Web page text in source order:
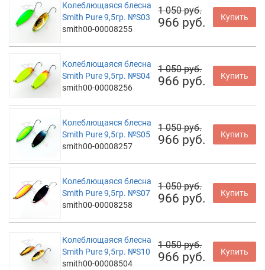
Колеблющаяся блесна
Smith Pure 9,5гр. №S03
smith00-00008255
1 050 руб.
966 руб. Купить
Колеблющаяся блесна
Smith Pure 9,5гр. №S04
smith00-00008256
1 050 руб.
966 руб. Купить
Колеблющаяся блесна
Smith Pure 9,5гр. №S05
smith00-00008257
1 050 руб.
966 руб. Купить
Колеблющаяся блесна
Smith Pure 9,5гр. №S07
smith00-00008258
1 050 руб.
966 руб. Купить
Колеблющаяся блесна
Smith Pure 9,5гр. №S10
smith00-00008504
1 050 руб.
966 руб. Купить